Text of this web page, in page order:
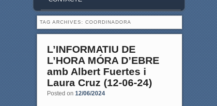
TAG ARCHIVES: COORDINADORA
L’INFORMATIU DE
L’HORA MÓRA D’EBRE
amb Albert Fuertes i
Laura Cruz (12-06-24)
Posted on 12/06/2024